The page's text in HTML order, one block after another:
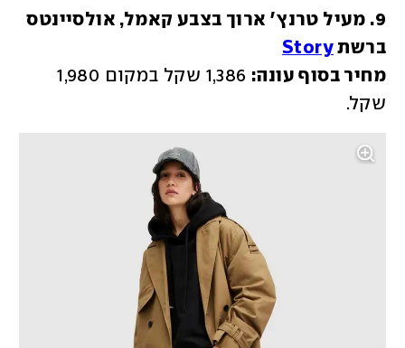
9. מעיל טרנץ' ארוך בצבע קאמל, אולסיינטס
ברשת Story
מחיר בסוף עונה:
1,386 שקל במקום 1,980
שקל.